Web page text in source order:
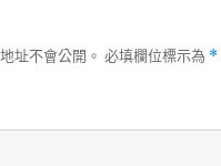
址不會公開。 必填欄位標示為 *